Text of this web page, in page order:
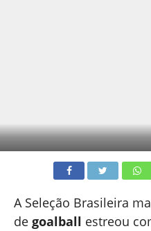
A Seleção Brasileira
de goalball estreou